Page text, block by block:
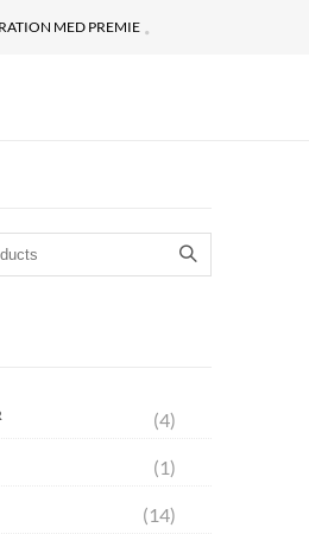
MED PREMIE
(4)
(1)
(14)